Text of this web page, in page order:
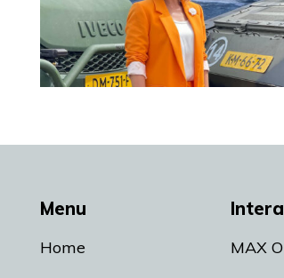
Menu
Home
MAX